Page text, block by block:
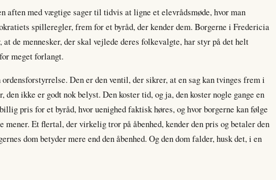
aften med vægtige sager til tidvis at ligne et elevrådsmøde, hvor man
spilleregler, frem for et byråd, der kender dem. Borgerne i Fredericia
de mennesker, der skal vejlede deres folkevalgte, har styr på det helt
meget forlangt.
Den er den ventil, der sikrer, at en sag kan tvinges frem i
den ikke er godt nok belyst. Den koster tid, og ja, den koster nogle gange en
pris for et byråd, hvor uenighed faktisk høres, og hvor borgerne kan følge
mener. Et flertal, der virkelig tror på åbenhed, kender den pris og betaler den
dom betyder mere end den åbenhed. Og den dom falder, husk det, i en